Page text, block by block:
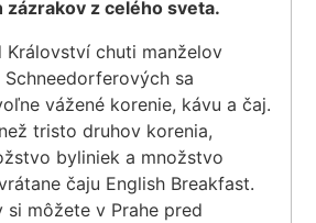
z celého sveta.
Království chuti manželov
Schneedorferových sa
vážené korenie, kávu a čaj.
tristo druhov korenia,
byliniek a množstvo
čaju English Breakfast.
môžete v Prahe pred